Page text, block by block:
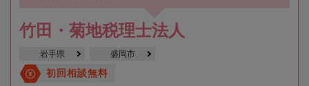
竹田・菊地税理士法人
岩手県 盛岡市
初回相談無料